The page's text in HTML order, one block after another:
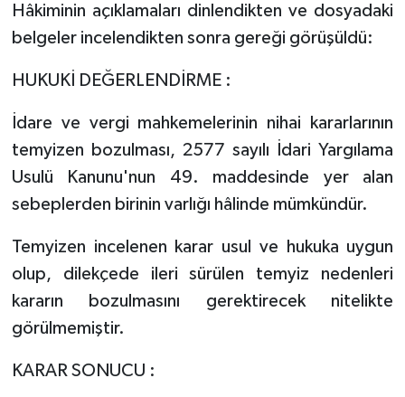
Hâkiminin açıklamaları dinlendikten ve dosyadaki
belgeler incelendikten sonra gereği görüşüldü:
HUKUKİ DEĞERLENDİRME :
İdare ve vergi mahkemelerinin nihai kararlarının
temyizen bozulması, 2577 sayılı İdari Yargılama
Usulü Kanunu'nun 49. maddesinde yer alan
sebeplerden birinin varlığı hâlinde mümkündür.
Temyizen incelenen karar usul ve hukuka uygun
olup, dilekçede ileri sürülen temyiz nedenleri
kararın bozulmasını gerektirecek nitelikte
görülmemiştir.
KARAR SONUCU :